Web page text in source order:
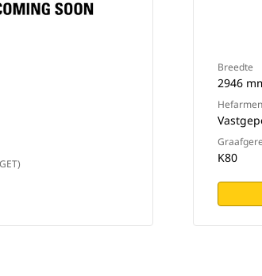
Breedte
2946
Hefarmen
K80